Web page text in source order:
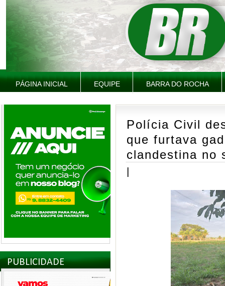
PÁGINA INICIAL EQUIPE BARRA DO ROCHA
PUBLICIDADE
Polícia Civil
que furtava
clandestina no
|